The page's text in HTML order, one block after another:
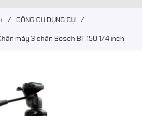
/ CÔNG CỤ DỤNG CỤ /
máy 3 chân Bosch BT 150 1/4 inch